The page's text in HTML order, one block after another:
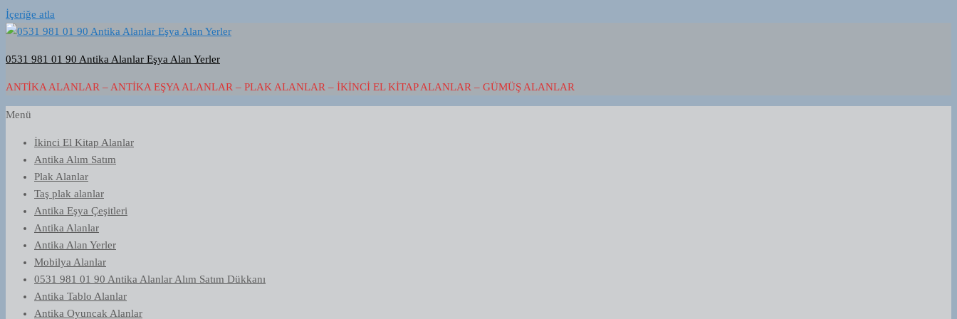
İçeriğe atla
0531 981 01 90 Antika Alanlar Eşya Alan Yerler
ANTIKA ALANLAR – ANTIKA EŞYA ALANLAR – PLAK ALANLAR – İKINCI EL KITAP ALANLAR – GÜMÜŞ ALANLAR
Menü
İkinci El Kitap Alanlar
Antika Alım Satım
Plak Alanlar
Taş plak alanlar
Antika Eşya Çeşitleri
Antika Alanlar
Antika Alan Yerler
Mobilya Alanlar
0531 981 01 90 Antika Alanlar Alım Satım Dükkanı
Antika Tablo Alanlar
Antika Oyuncak Alanlar